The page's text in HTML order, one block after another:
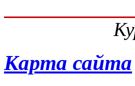
Карта сайта